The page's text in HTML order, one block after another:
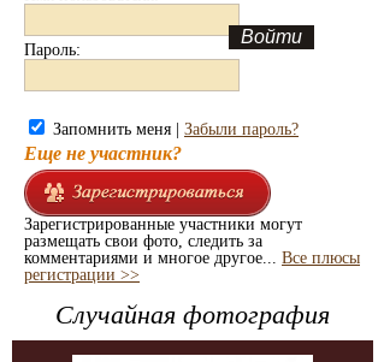
Пароль:
Запомнить меня | Забыли пароль?
Еще не участник?
Зарегистрированные участники могут
размещать свои фото, следить за
комментариями и многое другое... Все плюсы
регистрации >>
Случайная фотография